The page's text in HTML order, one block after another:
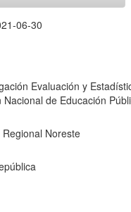
06-30
Evaluación y
de Educación
Noreste